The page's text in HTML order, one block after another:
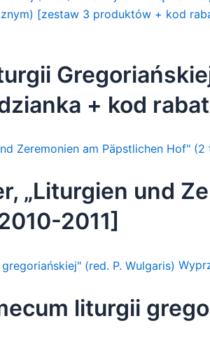
+ kod
formacie
rabatowy +
„Liturgien und
2011]
liturgii